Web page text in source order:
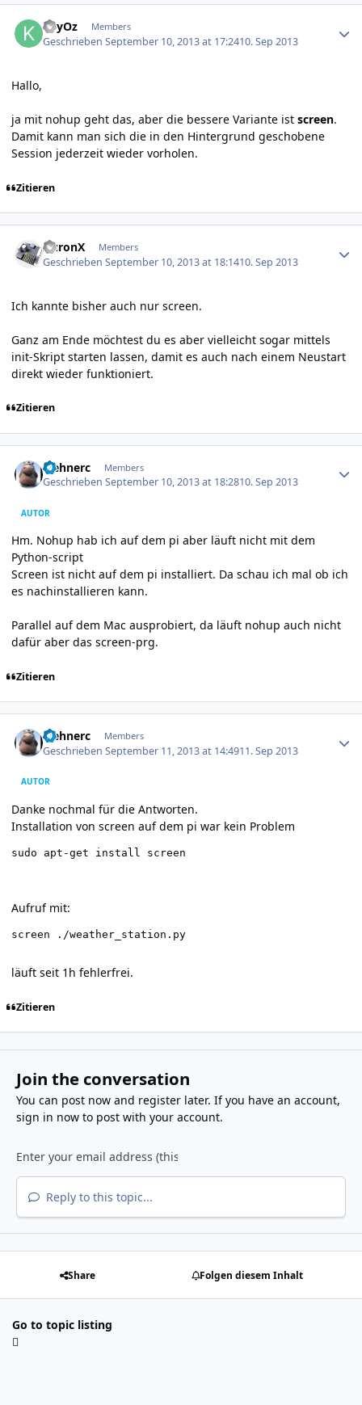
KeyOz Members
GeschriebenSeptember 10, 2013 at 17:2410. Sep 2013
Hallo,
ja mit nohup geht das, aber die bessere Variante ist screen.
Damit kann man sich die in den Hintergrund geschobene
Session jederzeit wieder vorholen.
Zitieren
AuronX Members
GeschriebenSeptember 10, 2013 at 18:1410. Sep 2013
Ich kannte bisher auch nur screen.
Ganz am Ende möchtest du es aber vielleicht sogar mittels
init-Skript starten lassen, damit es auch nach einem Neustart
direkt wieder funktioniert.
Zitieren
wehnerc Members
GeschriebenSeptember 10, 2013 at 18:2810. Sep 2013
AUTOR
Hm. Nohup hab ich auf dem pi aber läuft nicht mit dem
Python-script
Screen ist nicht auf dem pi installiert. Da schau ich mal ob ich
es nachinstallieren kann.
Parallel auf dem Mac ausprobiert, da läuft nohup auch nicht
dafür aber das screen-prg.
Zitieren
wehnerc Members
GeschriebenSeptember 11, 2013 at 14:4911. Sep 2013
AUTOR
Danke nochmal für die Antworten.
Installation von screen auf dem pi war kein Problem
sudo apt-get install screen
Aufruf mit:
screen ./weather_station.py
läuft seit 1h fehlerfrei.
Zitieren
Join the conversation
You can post now and register later. If you have an account,
sign in nowto post with your account.
Reply to this topic...
Share Folgen diesem Inhalt
Go to topic listing